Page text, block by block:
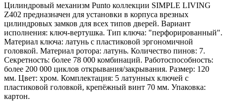
Цилиндровый механизм Punto коллекции SIMPLE LIVING
Z402 предназначен для установки в корпуса врезных
цилиндровых замков для всех типов дверей. Вариант
исполнения: ключ-вертушка. Тип ключа: "перфорированный".
Материал ключа: латунь с пластиковой эргономичной
головкой. Материал ротора: латунь. Количество пинов: 7.
Секретность: более 78 000 комбинаций. Работоспособность:
более 200 000 циклов открывания/закрывания. Размер: 120
мм. Цвет: хром. Комплектация: 5 латунных ключей с
пластиковой головкой, крепёжный винт 70 мм. Упаковка:
картон.